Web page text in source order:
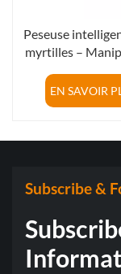
Peseuse
myrtilles –
EN SAVOIR
Subscribe &